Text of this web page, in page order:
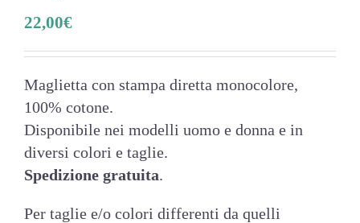
22,00€
Maglietta con stampa diretta monocolore,
100% cotone.
Disponibile nei modelli uomo e donna e in
diversi colori e taglie.
Spedizione gratuita.
Per taglie e/o colori differenti da quelli